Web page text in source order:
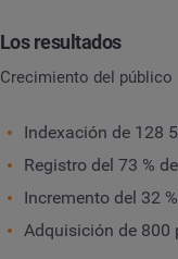
Los resultados
Crecimiento del público
Indexación de 128
Registro del 73 %
Incremento del 32
Adquisición de 800